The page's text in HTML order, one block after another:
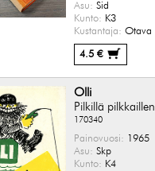
Asu: Sid
Kunto: K3
Kustantaja: Otava
4.5 €
Olli
Pilkillä pilkkaillen
170340
Painovuosi: 1965
Asu: Skp
Kunto: K4